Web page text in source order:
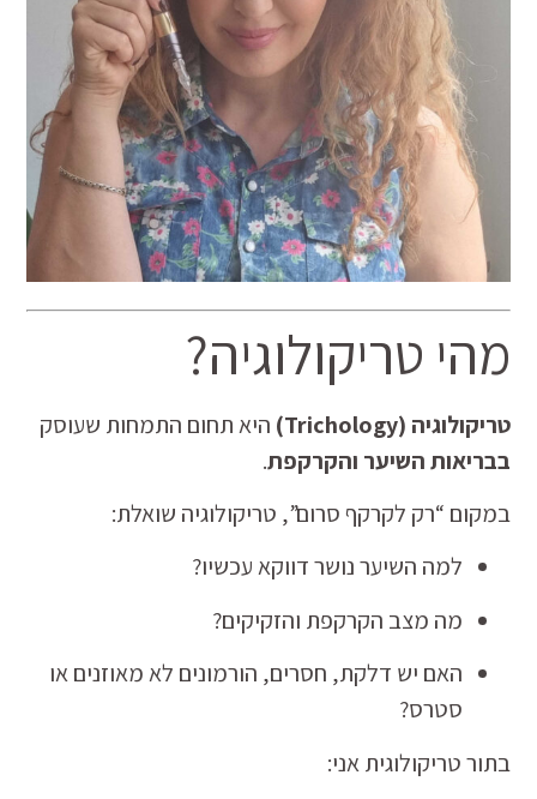
מהי טריקולוגיה?
טריקולוגיה (Trichology)
היא תחום התמחות שעוסק
בבריאות השיער והקרקפת.
במקום “רק לקרקף סרום”, טריקולוגיה שואלת:
למה השיער נושר דווקא עכשיו?
מה מצב הקרקפת והזקיקים?
האם יש דלקת, חסרים, הורמונים לא מאוזנים או
סטרס?
בתור טריקולוגית אני: